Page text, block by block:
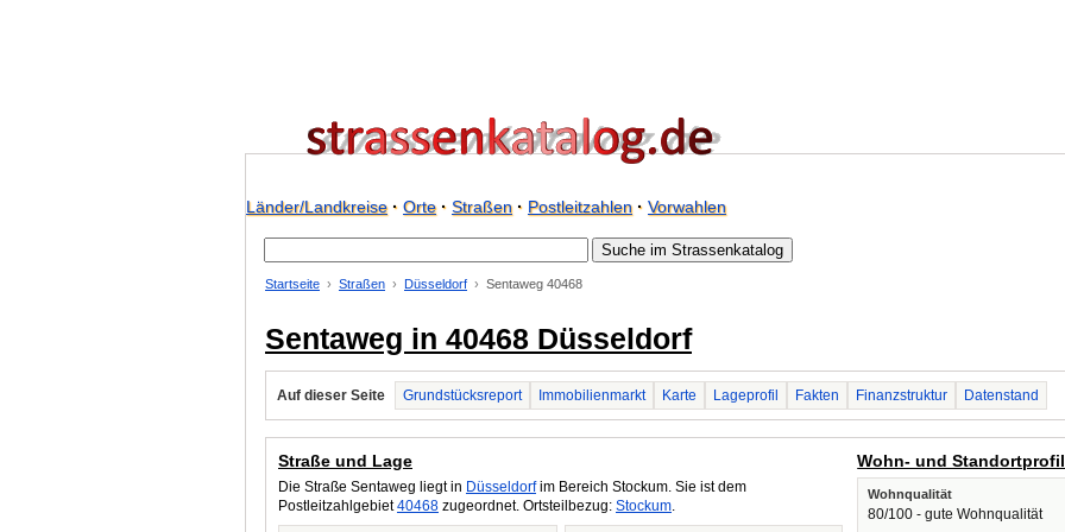
Länder/Landkreise· Orte· Straßen· Postleitzahlen· Vorwahlen
Startseite Straßen Düsseldorf Sentaweg 40468
Sentaweg in 40468 Düsseldorf
Auf dieser Seite Grundstücksreport Immobilienmarkt Karte Lageprofil Fakten Finanzstruktur Datenstand
Straße und Lage
Die Straße Sentaweg liegt in Düsseldorfim Bereich Stockum. Sie ist dem
Postleitzahlgebiet40468 zugeordnet. Ortsteilbezug: Stockum.
Wohn- und Standortprofil
Wohnqualität
80/100 - gute Wohnqualität